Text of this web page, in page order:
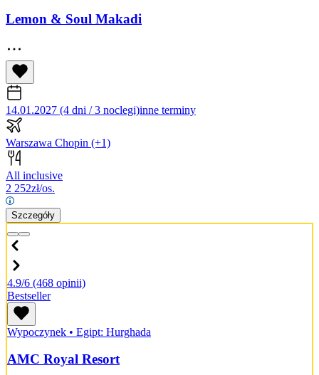
Lemon & Soul Makadi
14.01.2027 (4 dni / 3 noclegi)inne terminy
Warszawa Chopin (+1)
All inclusive
2 252zł/os.
Szczegóły
4.9/6 (468 opinii)
Bestseller
Wypoczynek • Egipt: Hurghada
AMC Royal Resort